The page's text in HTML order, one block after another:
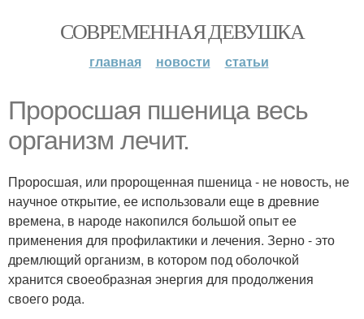
СОВРЕМЕННАЯ ДЕВУШКА
главная новости статьи
Проросшая пшеница весь
организм лечит.
Проросшая, или пророщенная пшеница - не новость, не
научное открытие, ее использовали еще в древние
времена, в народе накопился большой опыт ее
применения для профилактики и лечения. Зерно - это
дремлющий организм, в котором под оболочкой
хранится своеобразная энергия для продолжения
своего рода.